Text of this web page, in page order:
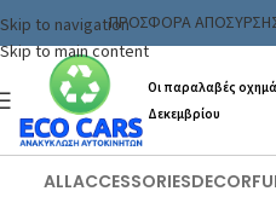
Skip to navigation
Skip to main content
ΠΡΟΣΦΟΡΑ
Οι παραλαβές
Δεκεμβρίου
ALLACCESSORIESDECOR